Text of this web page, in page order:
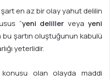
şart en az bir olay yahut delilin
“yeni deliller veyayeni
bu şartın oluştuğunun kabulü
yeterlidir.
olan olayda maddi